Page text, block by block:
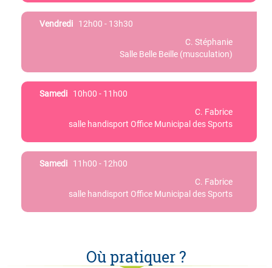
Vendredi 12h00 - 13h30
C. Stéphanie
Salle Belle Beille (musculation)
Samedi 10h00 - 11h00
C. Fabrice
salle handisport Office Municipal des Sports
Samedi 11h00 - 12h00
C. Fabrice
salle handisport Office Municipal des Sports
Où pratiquer ?